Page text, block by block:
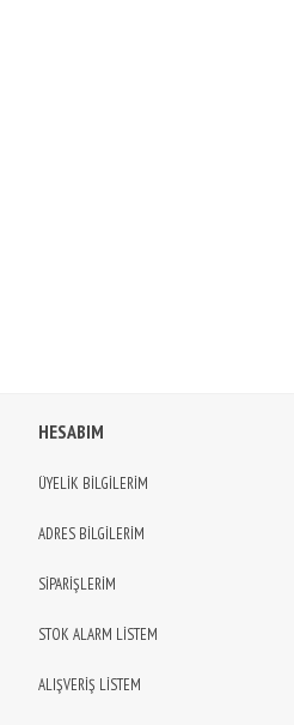
HESABIM
ÜYELİK BİLGİLERİM
ADRES BİLGİLERİM
SİPARİŞLERİM
STOK ALARM LİSTEM
ALIŞVERİŞ LİSTEM